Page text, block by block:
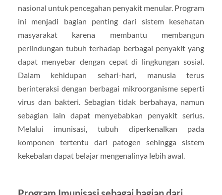
nasional untuk pencegahan penyakit menular. Program
ini menjadi bagian penting dari sistem kesehatan
masyarakat karena membantu membangun
perlindungan tubuh terhadap berbagai penyakit yang
dapat menyebar dengan cepat di lingkungan sosial.
Dalam kehidupan sehari-hari, manusia terus
berinteraksi dengan berbagai mikroorganisme seperti
virus dan bakteri. Sebagian tidak berbahaya, namun
sebagian lain dapat menyebabkan penyakit serius.
Melalui imunisasi, tubuh diperkenalkan pada
komponen tertentu dari patogen sehingga sistem
kekebalan dapat belajar mengenalinya lebih awal.